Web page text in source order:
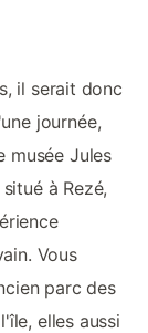
il serait donc
journée,
musée Jules
à Rezé,
Vous
parc des
elles aussi